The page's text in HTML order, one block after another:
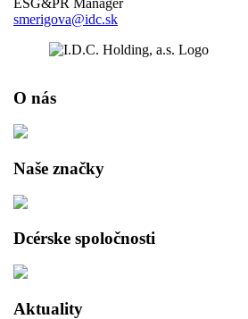
smerigova@idc.sk
O nás
Naše značky
Dcérske spoločnosti
Aktuality